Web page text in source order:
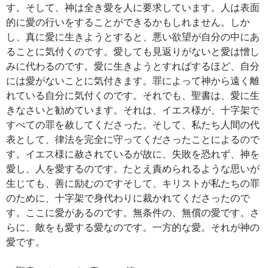
す。そして、神は全き愛を人に要求しています。人は表面
的に愛の行いをすることができるかもしれません。しか
し、真に愛に生きようとすると、悪い欲望が自分の中にあ
ることに気付くのです。愛しても見返りがないと愛は憎し
みに代わるのです。愛に生きようとすればするほど、自分
には愛がないことに気付きます。罪によって神から遠く離
れている自分に気付くのです。それでも、聖書は、愛に生
きなさいと勧めています。それは、イエス様が、十字架で
すべての罪を赦してくださった。そして、私たち人間の代
表として、律法を完全に守ってくださったことによるので
す。イエス様に赦されているが故に、失敗を恐れず、神を
愛し、人を愛するのです。たとえ責められるような思いが
生じても、善に励むのですそして、キリストが私たちの罪
のために、十字架で身代わりに裁かれてくださったので
す。ここに愛があるのです。無条件の、無償の愛です。さ
らに、敵をも愛する愛なのです。一方的な愛。それが神の
愛です。